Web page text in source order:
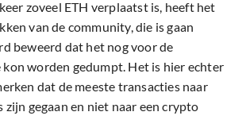
zoveel ETH verplaatst is, heeft het
van de community, die is gaan
beweerd dat het nog voor de
kon worden gedumpt. Het is hier echter
dat de meeste transacties naar
gegaan en niet naar een crypto